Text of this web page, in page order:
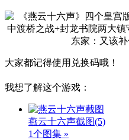
大家都记得使用兑换码哦！
我想了解这个游戏：
燕云十六声截图(5)
1个图集 »